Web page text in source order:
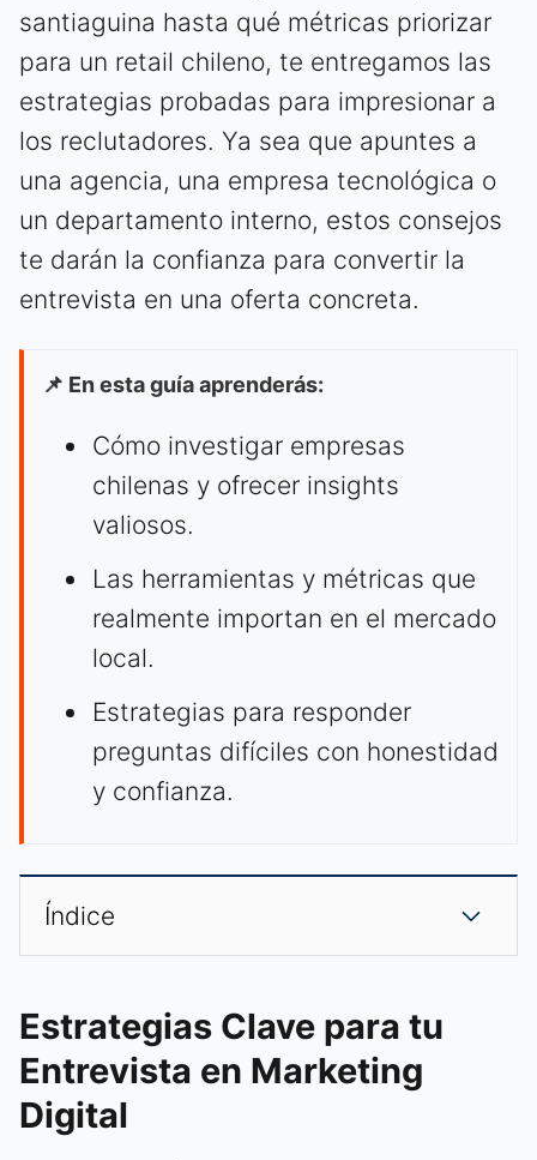
santiaguina hasta qué métricas priorizar
para un retail chileno, te entregamos las
estrategias probadas para impresionar a
los reclutadores. Ya sea que apuntes a
una agencia, una empresa tecnológica o
un departamento interno, estos consejos
te darán la confianza para convertir la
entrevista en una oferta concreta.
📌 En esta guía aprenderás:
Cómo investigar empresas
chilenas y ofrecer insights
valiosos.
Las herramientas y métricas que
realmente importan en el mercado
local.
Estrategias para responder
preguntas difíciles con honestidad
y confianza.
Índice
Estrategias Clave para tu
Entrevista en Marketing
Digital